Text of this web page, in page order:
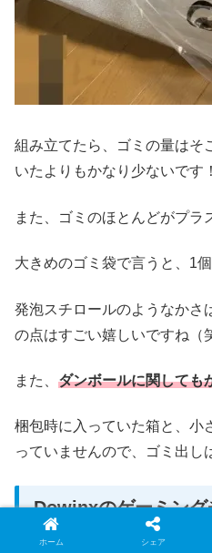
組み立てたら、ゴミの量はそ
いたよりもかなり少ないです！
また、ゴミのほとんどがプラ
大きめのゴミ袋で言うと、1
発泡スチロールのようなかさ
の点はすごい嬉しいですね（
また、 ダンボールに関しても
梱包時に入っていた箱と、小
っていませんので、ゴミ出し
Dowinxのゲーミン
イ？
ホーム シェア